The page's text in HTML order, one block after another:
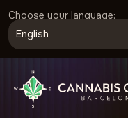
Choose your language: